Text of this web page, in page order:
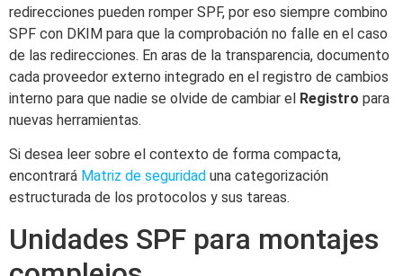
redirecciones pueden romper SPF, por eso siempre combino
SPF con DKIM para que la comprobación no falle en el caso
de las redirecciones. En aras de la transparencia, documento
cada proveedor externo integrado en el registro de cambios
interno para que nadie se olvide de cambiar el Registro para
nuevas herramientas.
Si desea leer sobre el contexto de forma compacta,
encontrará Matriz de seguridad una categorización
estructurada de los protocolos y sus tareas.
Unidades SPF para montajes